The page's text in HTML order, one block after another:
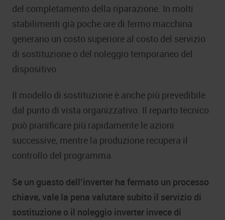
del completamento della riparazione. In molti
stabilimenti già poche ore di fermo macchina
generano un costo superiore al costo del servizio
di sostituzione o del noleggio temporaneo del
dispositivo.
Il modello di sostituzione è anche più prevedibile
dal punto di vista organizzativo. Il reparto tecnico
può pianificare più rapidamente le azioni
successive, mentre la produzione recupera il
controllo del programma.
Se un guasto dell’inverter ha fermato un processo
chiave, vale la pena valutare subito il servizio di
sostituzione o il noleggio inverter invece di